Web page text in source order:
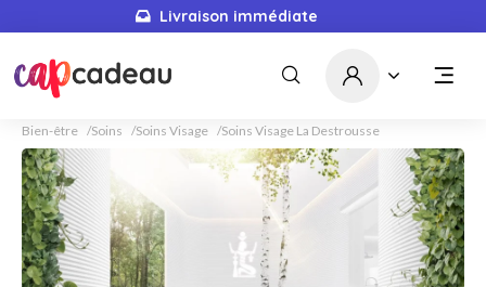
Livraison immédiate
Bien-être Soins Soins Visage Soins Visage La Destrousse